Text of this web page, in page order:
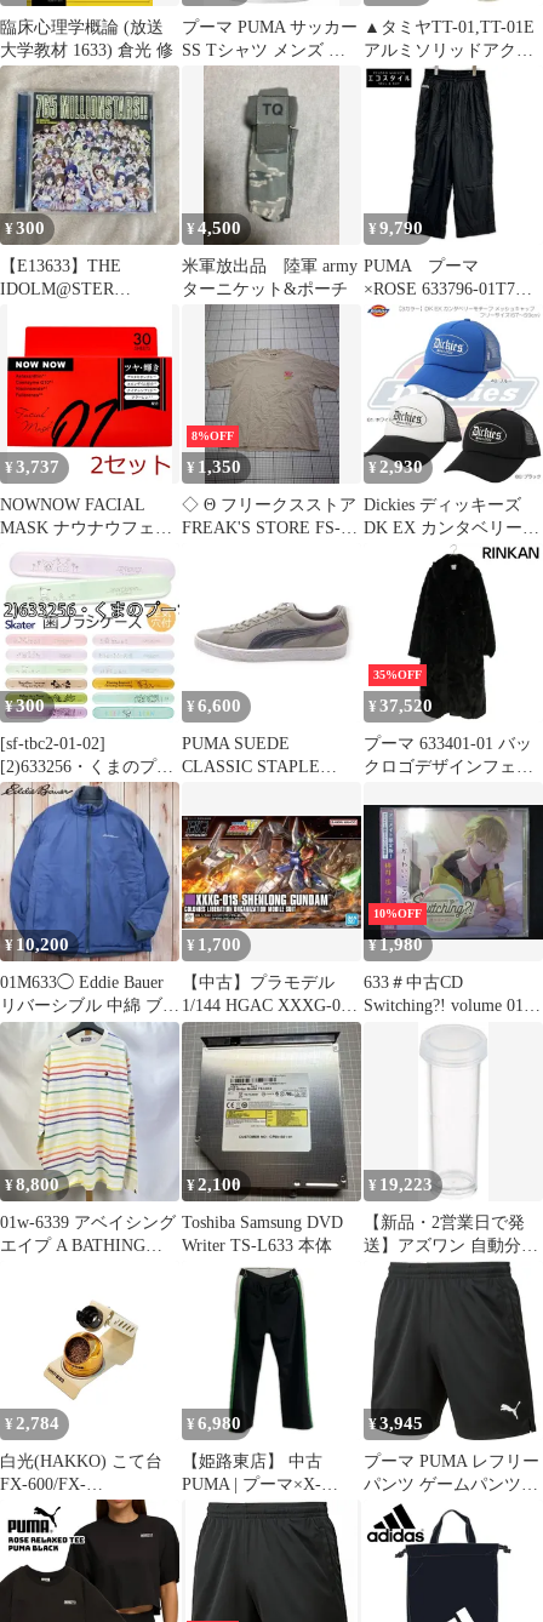
臨床心理学概論 (放送
大学教材 1633) 倉光 修
プーマ PUMA サッカー
SS Tシャツ メンズ フ
吸汗 速乾 ドライ トレ
ーニング 練習 クラブ
部活 チーム サークル
ロゴ ウェア 着替え
656335 01
PUMAWHITE
▲タミヤTT-01,TT-01E
アルミソリッドアクス
ル,イーグル3633U（特
定記録郵便）
¥300
【E13633】THE
IDOLM@STER
¥4,500
米軍放出品 陸軍 army
ターニケット&ポーチ
¥ 9,790
PUMA プーマ
×ROSE 633796-01T7
RELAXED TRACK
PANTS WV PUMA
BLACK M
¥ 3,737
NOWNOW FACIAL
MASK ナウナウフェイ
スマスク 01 レッド 30
枚入 4571212863319 ×2
セット
8%OFF
¥ 1,350
◇ Θ フリークスストア
FREAK'S STORE FS-
【1602190006337】
¥ 2,930
Dickies ディッキーズ
DK EX カンタベリーモ
チーフ メッシュキャッ
プ アウトドア タウン
カジュアル UV対策 57
～59cm 81633500
¥300
[sf-tbc2-01-02]
[2)633256・くまのプー
さん]
¥ 6,600
PUMA SUEDE
CLASSIC STAPLE
28.0cm 366334-01 箱無
プーマ スエード クラシ
ック ステイプル ピジョ
ン スニーカー 大名店
35%OFF
¥ 37,520
プーマ 633401-01 バッ
クロゴデザインフェイ
¥ 10,200
01M633◯ Eddie Bauer
リバーシブル 中綿 ブル
ゾン ジャケット
¥ 1,700
【中古】プラモデル
1/144 HGAC XXXG-01S
シェンロンガンダム
「新機動戦記ガンダム
W」 [5063364]
10%OFF
¥1,980
633＃中古CD
Switching?! volume 01
桃井歩の場合(CV：天
野晴)[アニメイト限定
¥8,800
01w-6339 アベイシング
エイプ A BATHING
ストライプ 長袖Tシャ
ツ ロゴ入り袋付き アイ
ボリー サイズXL メン
ズ 長袖Ｔシャツ コット
ン 001LTM301303M
【中古品】
¥2,100
Toshiba Samsung DVD
Writer TS-L633 本体
¥ 19,223
【新品・2営業日で発
送】アズワン 自動分析
用サンプルカップ 4mL
MS-40NCG0633019-694-
01
¥ 2,784
白光(HAKKO) こて台
FX-600/FX-
601/PRESTO/DASH用
633-01 1
¥ 6,980
【姫路東店】 中古
PUMA | プーマ×X-
LARGE パンツ 633588-
01 ブラック サイズ：L
【107】
¥3,945
プーマ PUMA レフリー
パンツ ゲームパンツ
(656330)、(01)ﾌﾞﾗｯｸ